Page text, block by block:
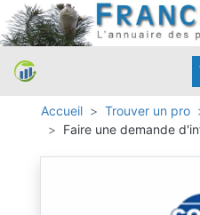
Accueil Trouver un pro
Faire une demande